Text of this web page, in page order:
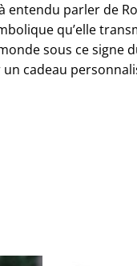
parler de
qu’elle
sous ce signe
cadeau